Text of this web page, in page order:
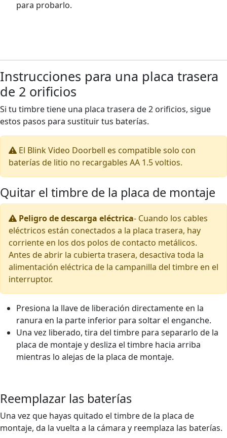
para probarlo.
Instrucciones para una placa trasera
de 2 orificios
Si tu timbre tiene una placa trasera de 2 orificios, sigue
estos pasos para sustituir tus baterías.
El Blink Video Doorbell es compatible solo con
baterías de litio no recargables AA 1.5 voltios.
Quitar el timbre de la placa de montaje
Peligro de descarga eléctrica- Cuando los cables
eléctricos están conectados a la placa trasera, hay
corriente en los dos polos de contacto metálicos.
Antes de abrir la cubierta trasera, desactiva toda la
alimentación eléctrica de la campanilla del timbre en el
interruptor.
Presiona la llave de liberación directamente en la
ranura en la parte inferior para soltar el enganche.
Una vez liberado, tira del timbre para separarlo de la
placa de montaje y desliza el timbre hacia arriba
mientras lo alejas de la placa de montaje.
Reemplazar las baterías
Una vez que hayas quitado el timbre de la placa de
montaje, da la vuelta a la cámara y reemplaza las baterías.